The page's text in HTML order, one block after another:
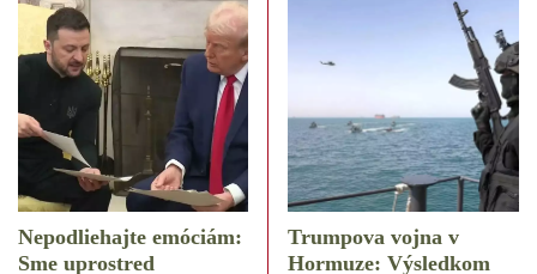
Nepodliehajte emóciám:
Sme uprostred
Trumpova vojna v
Hormuze: Výsledkom